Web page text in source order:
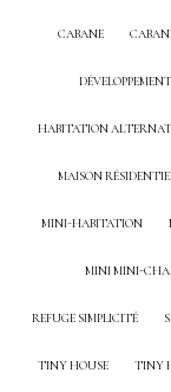
CABANE
HABITATION
MAISON
MINI-HABITATION
MINI MINI-
REFUGE SIMPLICITÉ
TINY HOUSE TINY